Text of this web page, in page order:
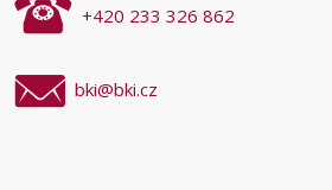
+420 233 326 862
bki@bki.cz